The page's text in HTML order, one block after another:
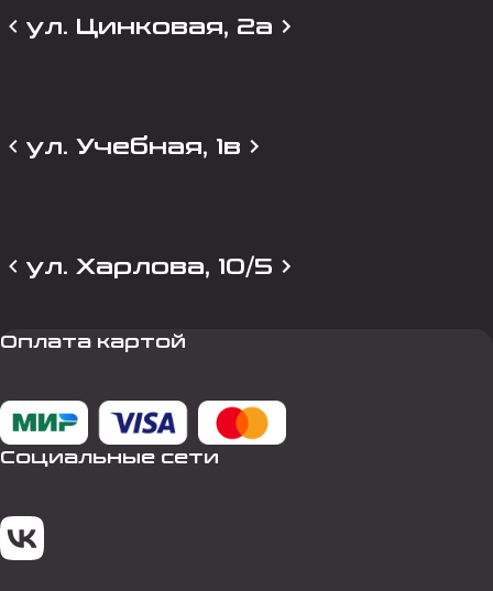
ул. Цинковая, 2а
ул. Учебная, 1в
ул. Харлова, 10/5
Оплата картой
Социальные сети